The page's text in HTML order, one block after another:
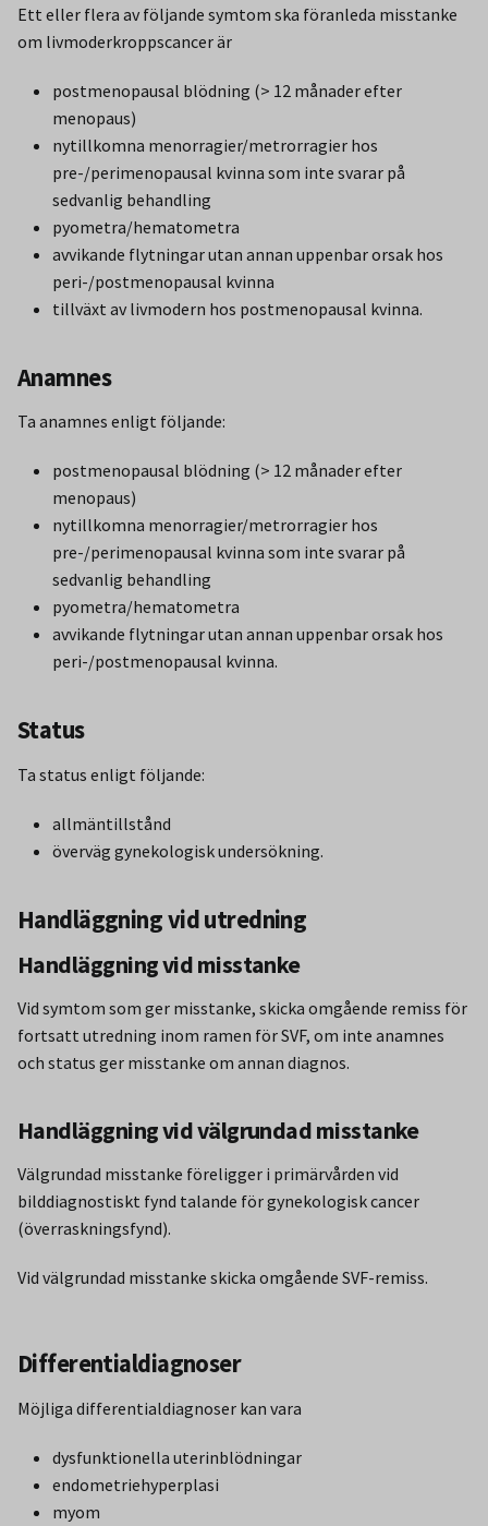
Ett eller flera av följande symtom ska föranleda misstanke
om livmoderkroppscancer är
postmenopausal blödning (> 12 månader efter
menopaus)
nytillkomna menorragier/metrorragier hos
pre-/perimenopausal kvinna som inte svarar på
sedvanlig behandling
pyometra/hematometra
avvikande flytningar utan annan uppenbar orsak hos
peri-/postmenopausal kvinna
tillväxt av livmodern hos postmenopausal kvinna.
Anamnes
Ta anamnes enligt följande:
postmenopausal blödning (> 12 månader efter
menopaus)
nytillkomna menorragier/metrorragier hos
pre-/perimenopausal kvinna som inte svarar på
sedvanlig behandling
pyometra/hematometra
avvikande flytningar utan annan uppenbar orsak hos
peri-/postmenopausal kvinna.
Status
Ta status enligt följande:
allmäntillstånd
överväg gynekologisk undersökning.
Handläggning vid utredning
Handläggning vid misstanke
Vid symtom som ger misstanke, skicka omgående remiss för
fortsatt utredning inom ramen för SVF, om inte anamnes
och status ger misstanke om annan diagnos.
Handläggning vid välgrundad misstanke
Välgrundad misstanke föreligger i primärvården vid
bilddiagnostiskt fynd talande för gynekologisk cancer
(överraskningsfynd).
Vid välgrundad misstanke skicka omgående SVF-remiss.
Differentialdiagnoser
Möjliga differentialdiagnoser kan vara
dysfunktionella uterinblödningar
endometriehyperplasi
myom